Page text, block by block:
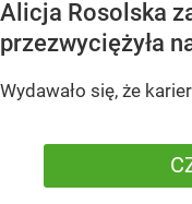
Alicja Rosolska
przezwyciężyła
Wydawało się, że